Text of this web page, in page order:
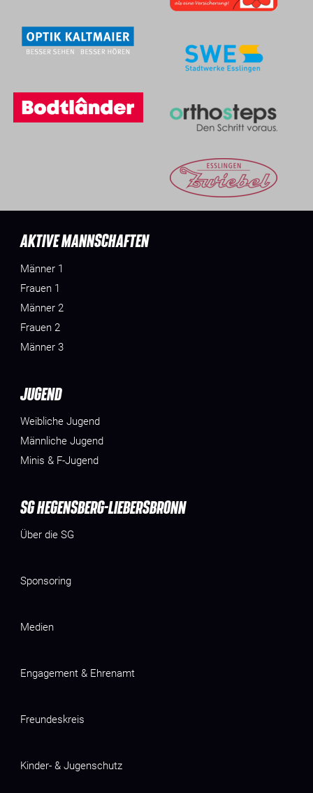
AKTIVE MANNSCHAFTEN
Männer 1
Frauen 1
Männer 2
Frauen 2
Männer 3
JUGEND
Weibliche Jugend
Männliche Jugend
Minis & F-Jugend
SG HEGENSBERG-LIEBERSBRONN
Über die SG
Sponsoring
Medien
Engagement & Ehrenamt
Freundeskreis
Kinder- & Jugenschutz